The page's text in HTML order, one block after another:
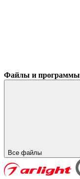
Файлы и программы
Все файлы